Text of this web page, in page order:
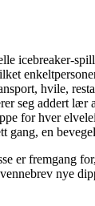
icebreaker-
hvile,
seg addert lær
for hver
en
er fremgang
nye